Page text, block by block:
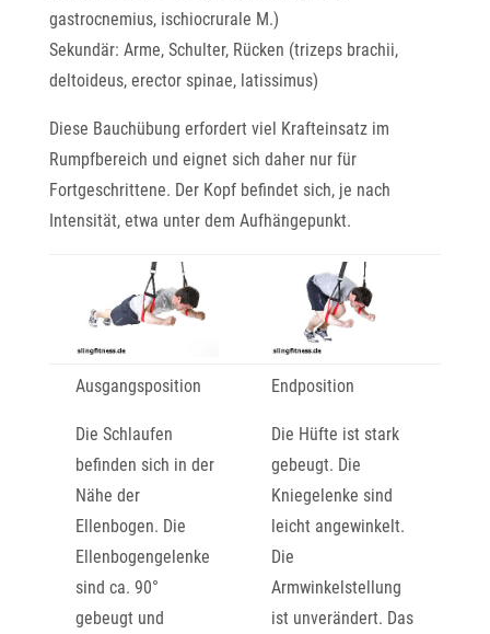
gastrocnemius, ischiocrurale M.)
Sekundär: Arme, Schulter, Rücken (trizeps brachii,
deltoideus, erector spinae, latissimus)
Diese Bauchübung erfordert viel Krafteinsatz im
Rumpfbereich und eignet sich daher nur für
Fortgeschrittene. Der Kopf befindet sich, je nach
Intensität, etwa unter dem Aufhängepunkt.
Ausgangsposition
Die Schlaufen
befinden sich in der
Nähe der
Ellenbogen. Die
Ellenbogengelenke
sind ca. 90°
gebeugt und
Endposition
Die Hüfte ist stark
gebeugt. Die
Kniegelenke sind
leicht angewinkelt.
Die
Armwinkelstellung
ist unverändert. Das